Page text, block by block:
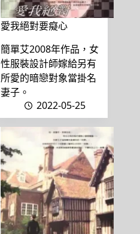
愛我絕對要癡心
簡單艾2008年作品，女
性服裝設計師嫁給另有
所愛的暗戀對象當掛名
妻子。
2022-05-25